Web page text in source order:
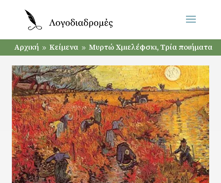
Αρχική 9 Κείμενα 9 Μυρτώ Χμιελέφσκι, Tρία ποιήματα